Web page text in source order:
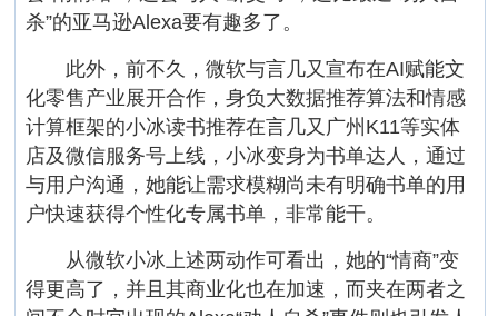
杀”的亚马逊Alexa要有趣多了。
此外，前不久，微软与言几又宣布在AI赋能文
化零售产业展开合作，身负大数据推荐算法和情感
计算框架的小冰读书推荐在言几又广州K11等实体
店及微信服务号上线，小冰变身为书单达人，通过
与用户沟通，她能让需求模糊尚未有明确书单的用
户快速获得个性化专属书单，非常能干。
从微软小冰上述两动作可看出，她的“情商”变
得更高了，并且其商业化也在加速，而夹在两者之